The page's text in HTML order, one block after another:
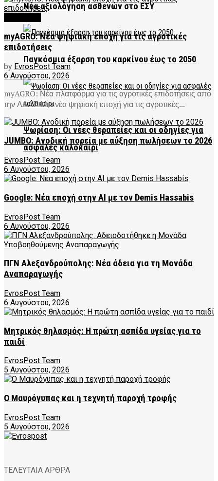
Νέα αξιολόγηση ασθενών στο ΕΣΥ
Παγκόσμια έξαρση του καρκίνου έως το 2050
Ψωρίαση: Οι νέες θεραπείες και οι οδηγίες για
ασφαλές καλοκαίρι
myAGRO: Νέα ψηφιακή εποχή για τις αγροτικές
επιδοτήσεις
by EvrosPost Team
6 Αυγούστου, 2026
myAGRO: Νέα πλατφόρμα για τις αγροτικές επιδοτήσεις από
την ΑΑΔΕ Μια νέα ψηφιακή εποχή για τις αγροτικές...
JUMBO: Ανοδική πορεία με αύξηση πωλήσεων το 2026
EvrosPost Team
6 Αυγούστου, 2026
Google: Νέα εποχή στην AI με τον Demis Hassabis
EvrosPost Team
6 Αυγούστου, 2026
ΠΓΝ Αλεξανδρούπολης: Νέα άδεια για τη Μονάδα
Αναπαραγωγής
EvrosPost Team
6 Αυγούστου, 2026
Μητρικός θηλασμός: Η πρώτη ασπίδα υγείας για το
παιδί
EvrosPost Team
5 Αυγούστου, 2026
Ο Μαυρόγυπας και η τεχνητή παροχή τροφής
EvrosPost Team
5 Αυγούστου, 2026
ΤΕΛΕΥΤΑΙΑ ΑΡΘΡΑ